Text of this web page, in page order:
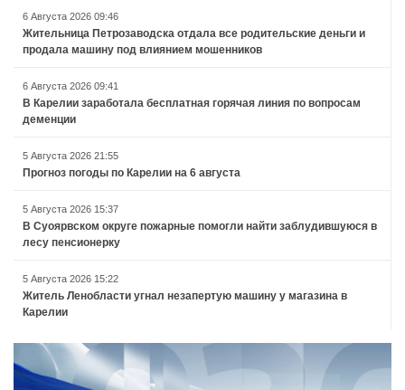
6 Августа 2026 09:46
Жительница Петрозаводска отдала все родительские деньги и
продала машину под влиянием мошенников
6 Августа 2026 09:41
В Карелии заработала бесплатная горячая линия по вопросам
деменции
5 Августа 2026 21:55
Прогноз погоды по Карелии на 6 августа
5 Августа 2026 15:37
В Суоярвском округе пожарные помогли найти заблудившуюся в
лесу пенсионерку
5 Августа 2026 15:22
Житель Ленобласти угнал незапертую машину у магазина в
Карелии